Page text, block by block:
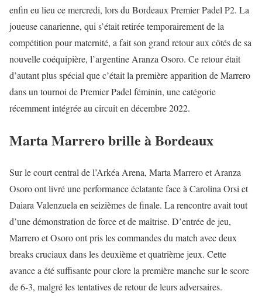
enfin eu lieu ce mercredi, lors du Bordeaux Premier Padel P2. La
joueuse canarienne, qui s’était retirée temporairement de la
compétition pour maternité, a fait son grand retour aux côtés de sa
nouvelle coéquipière, l’argentine Aranza Osoro. Ce retour était
d’autant plus spécial que c’était la première apparition de Marrero
dans un tournoi de Premier Padel féminin, une catégorie
récemment intégrée au circuit en décembre 2022.
Marta Marrero brille à Bordeaux
Sur le court central de l’Arkéa Arena, Marta Marrero et Aranza
Osoro ont livré une performance éclatante face à Carolina Orsi et
Daiara Valenzuela en seizièmes de finale. La rencontre avait tout
d’une démonstration de force et de maîtrise. D’entrée de jeu,
Marrero et Osoro ont pris les commandes du match avec deux
breaks cruciaux dans les deuxième et quatrième jeux. Cette
avance a été suffisante pour clore la première manche sur le score
de 6-3, malgré les tentatives de retour de leurs adversaires.